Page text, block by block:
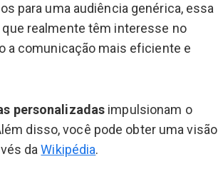
para uma audiência genérica, essa
realmente têm interesse no
a comunicação mais eficiente e
personalizadas impulsionam o
disso, você pode obter uma visão
daWikipédia.